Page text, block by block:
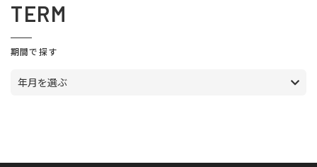
TERM
期間で探す
年月を選ぶ